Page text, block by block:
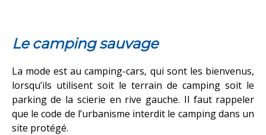
Le camping sauvage
La mode est au camping-cars, qui sont les bienvenus,
lorsqu’ils utilisent soit le terrain de camping soit le
parking de la scierie en rive gauche. Il faut rappeler
que le code de l’urbanisme interdit le camping dans un
site protégé.